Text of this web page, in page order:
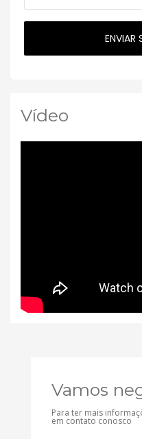
Vídeo
Vamos
Para ter mais
em contato conosco